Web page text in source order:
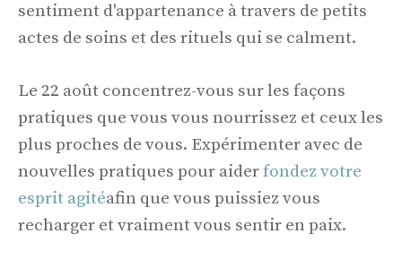
sentiment d'appartenance à travers de petits
actes de soins et des rituels qui se calment.
Le 22 août concentrez-vous sur les façons
pratiques que vous vous nourrissez et ceux les
plus proches de vous. Expérimenter avec de
nouvelles pratiques pour aiderfondez votre
esprit agitéafin que vous puissiez vous
recharger et vraiment vous sentir en paix.